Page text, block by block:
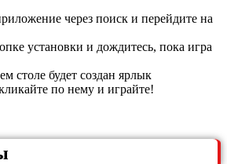
через поиск и перейдите на
установки и дождитесь, пока игра
столе будет создан ярлык
по нему и играйте!